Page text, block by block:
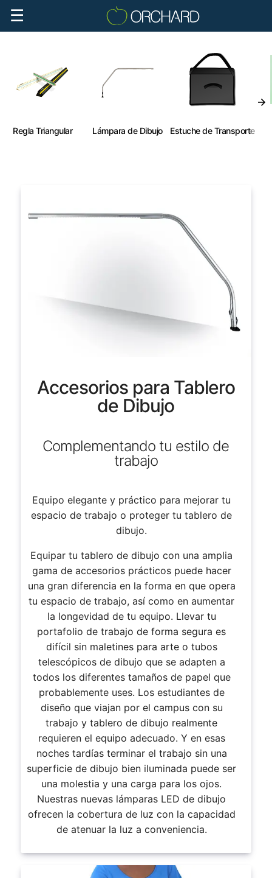
☰
Regla Triangular Lámpara de Dibujo Estuche de Transporte
Accesorios para Tablero
de Dibujo
Complementando tu estilo de
trabajo
Equipo elegante y práctico para mejorar tu
espacio de trabajo o proteger tu tablero de
dibujo.
Equipar tu tablero de dibujo con una amplia
gama de accesorios prácticos puede hacer
una gran diferencia en la forma en que opera
tu espacio de trabajo, así como en aumentar
la longevidad de tu equipo. Llevar tu
portafolio de trabajo de forma segura es
difícil sin maletines para arte o tubos
telescópicos de dibujo que se adapten a
todos los diferentes tamaños de papel que
probablemente uses. Los estudiantes de
diseño que viajan por el campus con su
trabajo y tablero de dibujo realmente
requieren el equipo adecuado. Y en esas
noches tardías terminar el trabajo sin una
superficie de dibujo bien iluminada puede ser
una molestia y una carga para los ojos.
Nuestras nuevas lámparas LED de dibujo
ofrecen la cobertura de luz con la capacidad
de atenuar la luz a conveniencia.